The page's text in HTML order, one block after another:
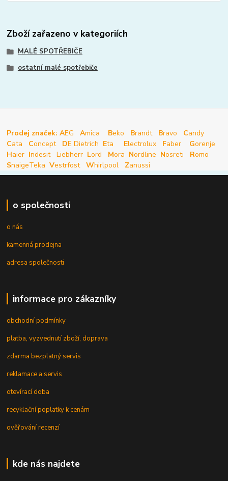
Zboží zařazeno v kategoriích
MALÉ SPOTŘEBIČE
ostatní malé spotřebiče
Prodej značek: AEG Amica Beko Brandt Bravo Candy
Cata Concept DE Dietrich Eta Electrolux Faber Gorenje
Haier Indesit Liebherr Lord Mora Nordline Nosreti Romo
SnaigeTeka Vestrfost Whirlpool Zanussi
o společnosti
o nás
kamenná prodejna
adresa společnosti
informace pro zákazníky
obchodní podmínky
platba, vyzvednutí zboží, doprava
zdarma bezplatný servis
reklamace a servis
otevírací doba
recyklační poplatky k cenám
ověřování recenzí
kde nás najdete